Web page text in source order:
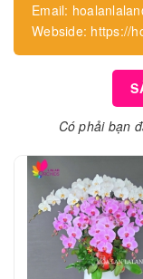
Email:
Webside: https://
Có phải bạn